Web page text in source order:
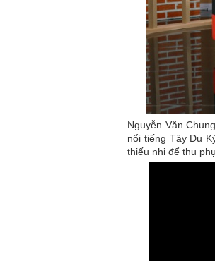
Nguyễn Văn
nổi tiếng Tây Du
thiếu nhi để thu